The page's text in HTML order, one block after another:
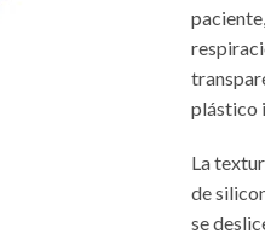
plástico
La
de
se